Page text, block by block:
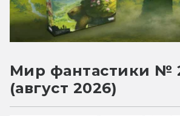
Мир фантастики №
(август 2026)